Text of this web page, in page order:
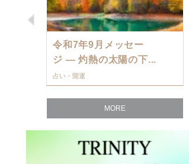
Previous
令和7年9月メッセー
ジ — 灼熱の太陽の下...
占い・開運
MORE